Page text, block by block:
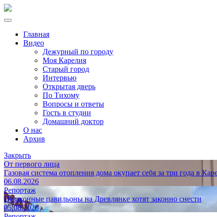
Главная
Видео
Дежурный по городу
Моя Карелия
Старый город
Интервью
Открытая дверь
По Тихому
Вопросы и ответы
Гость в студии
Домашний доктор
О нас
Архив
Закрыть
От первого лица
Газовая система отопления дома окупает себя за три года в
06.08.2026
Репортаж
Незаконные павильоны на Древлянке хотят законно снести
05.08.2026